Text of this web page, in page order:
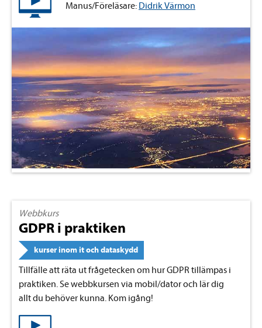
Manus/Föreläsare: Didrik Värmon
Webbkurs
GDPR i praktiken
kurser inom it och dataskydd
Tillfälle att räta ut frågetecken om hur GDPR tillämpas i
praktiken. Se webbkursen via mobil/dator och lär dig
allt du behöver kunna. Kom igång!